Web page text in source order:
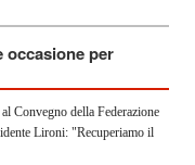
occasione per
Convegno della Federazione
Lironi: "Recuperiamo il